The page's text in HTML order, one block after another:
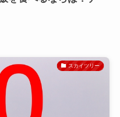
スカイツリー